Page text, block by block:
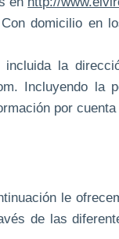
domicilio en
la
Incluyendo la
por cuenta
le
de las